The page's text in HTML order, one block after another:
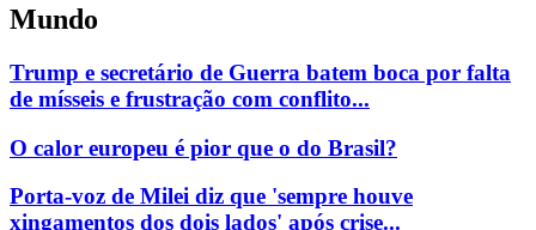
Mundo
Trump e secretário de Guerra batem boca por falta
de mísseis e frustração com conflito...
O calor europeu é pior que o do Brasil?
Porta-voz de Milei diz que 'sempre houve
xingamentos dos dois lados' após crise...